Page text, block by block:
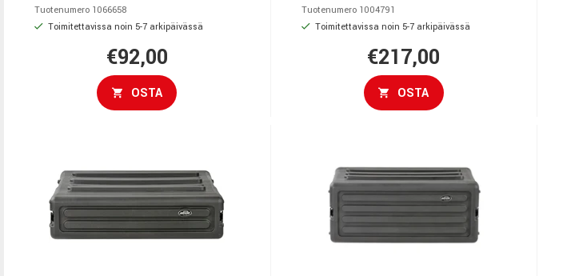
Tuotenumero 1066658
Toimitettavissa noin 5-7 arkipäivässä
€92,00
OSTA
Tuotenumero 1004791
Toimitettavissa noin 5-7 arkipäivässä
€217,00
OSTA